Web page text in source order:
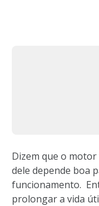
Dizem que o
dele depende boa
funcionamento.
prolongar a vida